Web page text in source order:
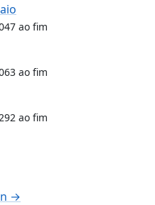
ao fim
ao fim
ao fim
→